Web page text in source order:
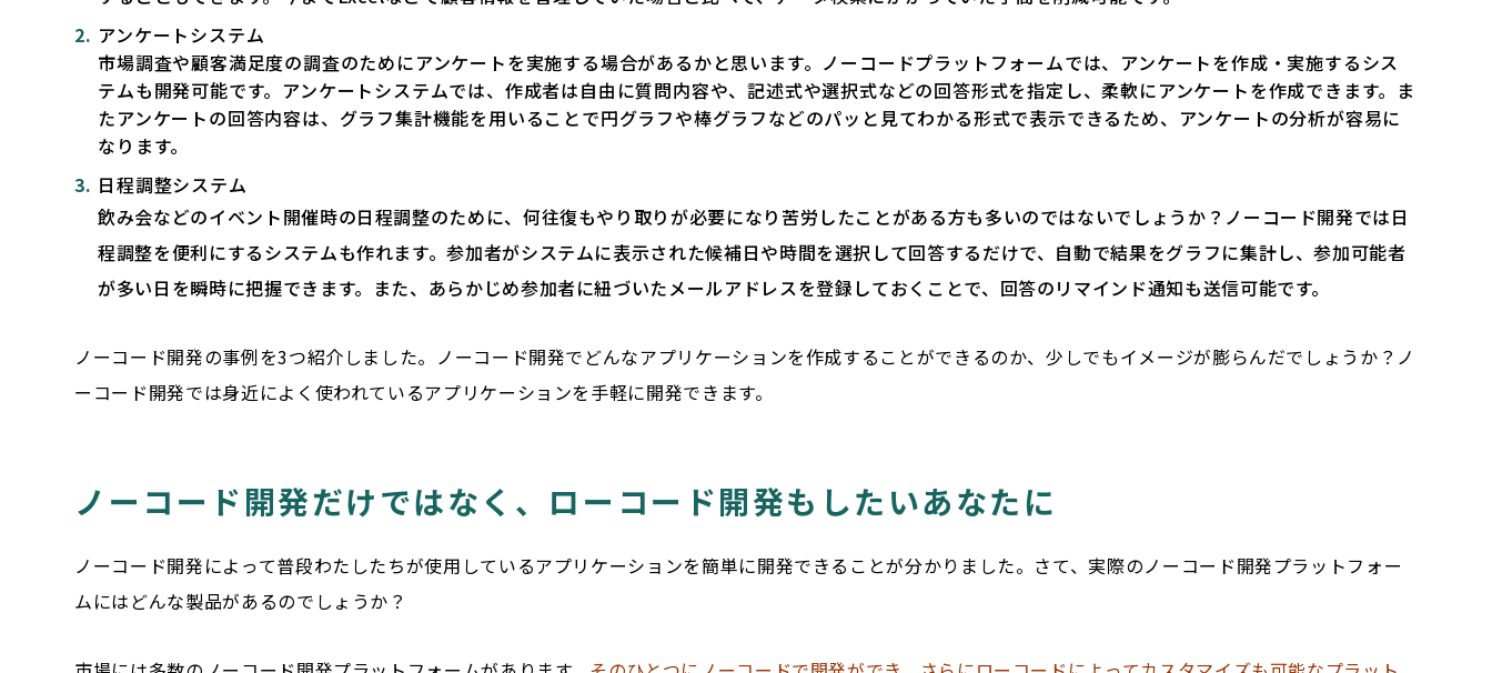
アンケートシステム
市場調査や顧客満足度の調査のためにアンケートを実施する場合があるかと思います。ノーコードプラットフォームでは、アンケートを作成・実施するシス
テムも開発可能です。アンケートシステムでは、作成者は自由に質問内容や、記述式や選択式などの回答形式を指定し、柔軟にアンケートを作成できます。ま
たアンケートの回答内容は、グラフ集計機能を用いることで円グラフや棒グラフなどのパッと見てわかる形式で表示できるため、アンケートの分析が容易に
なります。
日程調整システム
飲み会などのイベント開催時の日程調整のために、何往復もやり取りが必要になり苦労したことがある方も多いのではないでしょうか？ノーコード開発では日
程調整を便利にするシステムも作れます。参加者がシステムに表示された候補日や時間を選択して回答するだけで、自動で結果をグラフに集計し、参加可能者
が多い日を瞬時に把握できます。また、あらかじめ参加者に紐づいたメールアドレスを登録しておくことで、回答のリマインド通知も送信可能です。
ノーコード開発の事例を3つ紹介しました。ノーコード開発でどんなアプリケーションを作成することができるのか、少しでもイメージが膨らんだでしょうか？ノ
ーコード開発では身近によく使われているアプリケーションを手軽に開発できます。
ノーコード開発だけではなく、ローコード開発もしたいあなたに
ノーコード開発によって普段わたしたちが使用しているアプリケーションを簡単に開発できることが分かりました。さて、実際のノーコード開発プラットフォー
ムにはどんな製品があるのでしょうか？